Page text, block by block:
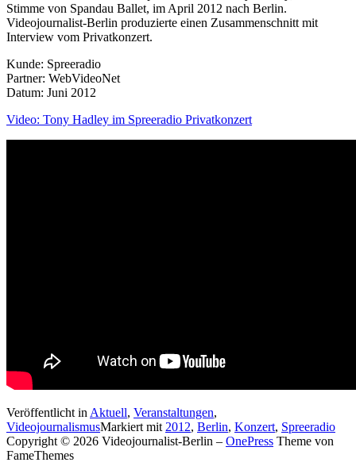
Stimme von Spandau Ballet, im April 2012 nach Berlin.
Videojournalist-Berlin produzierte einen Zusammenschnitt mit
Interview vom Privatkonzert.
Kunde: Spreeradio
Partner: WebVideoNet
Datum: Juni 2012
Video: Tony Hadley im Spreeradio Privatkonzert
Veröffentlicht in Aktuell, Veranstaltungen,
VideojournalismusMarkiert mit 2012, Berlin, Konzert, Spreeradio
Copyright © 2026 Videojournalist-Berlin – OnePress Theme von
FameThemes